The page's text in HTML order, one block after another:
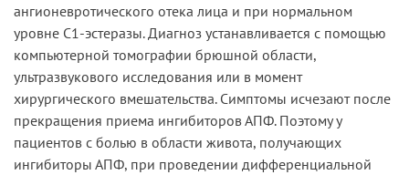
ангионевротического отека лица и при нормальном
уровне С1-эстеразы. Диагноз устанавливается с помощью
компьютерной томографии брюшной области,
ультразвукового исследования или в момент
хирургического вмешательства. Симптомы исчезают после
прекращения приема ингибиторов АПФ. Поэтому у
пациентов с болью в области живота, получающих
ингибиторы АПФ, при проведении дифференциальной